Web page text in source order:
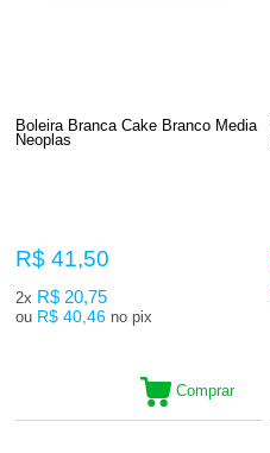
Boleira Branca Cake Branco Media
Neoplas
R$ 41,50
2x R$ 20,75
ou R$ 40,46 no pix
Comprar